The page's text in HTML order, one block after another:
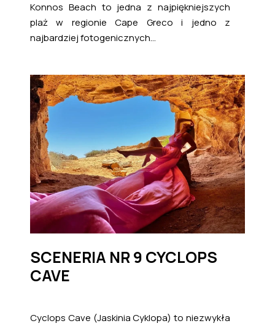
Konnos Beach to jedna z najpiękniejszych
plaż w regionie Cape Greco i jedno z
najbardziej fotogenicznych...
SCENERIA NR 9 CYCLOPS
CAVE
Cyclops Cave (Jaskinia Cyklopa) to niezwykła